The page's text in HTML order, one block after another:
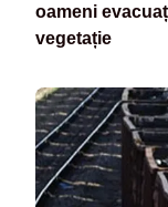
oameni
vegetație